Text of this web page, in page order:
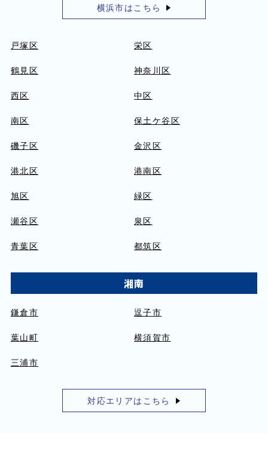
横浜市はこちら
戸塚区 栄区
鶴見区 神奈川区
西区 中区
南区 保土ケ谷区
磯子区 金沢区
港北区 港南区
旭区 緑区
瀬谷区 泉区
青葉区 都筑区
湘南
鎌倉市 逗子市
葉山町 横須賀市
三浦市
対応エリアはこちら